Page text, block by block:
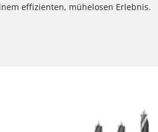
effizienten, mühelosen Erlebnis.